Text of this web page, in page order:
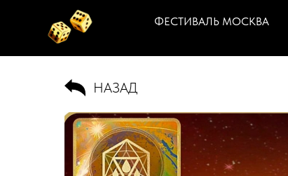
ФЕСТИВАЛЬ МОСКВА
НАЗАД